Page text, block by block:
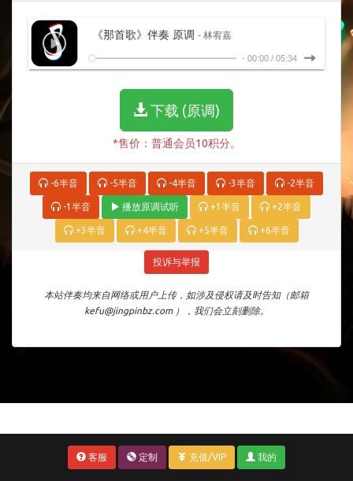
《那首歌》伴奏 原调 - 林宥嘉
- 00:00 / 05:34
下载 (原调)
*售价：普通会员10积分。
-6半音 -5半音 -4半音 -3半音 -2半音
-1半音 播放原调试听 +1半音 +2半音
+3半音 +4半音 +5半音 +6半音
投诉与举报
本站伴奏均来自网络或用户上传，如涉及侵权请及时告知（邮箱
kefu@jingpinbz.com ），我们会立刻删除。
客服 定制 充值/VIP 我的